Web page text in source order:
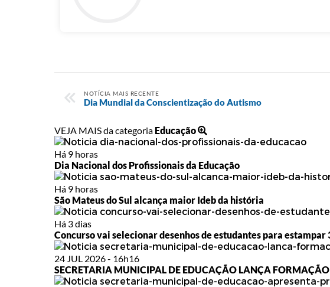
NOTÍCIA MAIS RECENTE
Dia Mundial da Conscientização do Autismo
VEJA MAIS da categoria Educação
Há 9 horas
Dia Nacional dos Profissionais da Educação
Há 9 horas
São Mateus do Sul alcança maior Ideb da história
Há 3 dias
Concurso vai selecionar desenhos de estudantes para estampar
24 JUL 2026 - 16h16
SECRETARIA MUNICIPAL DE EDUCAÇÃO LANÇA FORMAÇÃO